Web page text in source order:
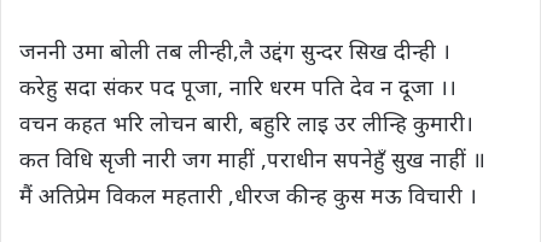
जननी उमा बोली तब लीन्ही,लै उद्दंग सुन्दर सिख दीन्ही ।
करेहु सदा संकर पद पूजा, नारि धरम पति देव न दूजा ।।
वचन कहत भरि लोचन बारी, बहुरि लाइ उर लीन्हि कुमारी।
कत विधि सृजी नारी जग माहीं ,पराधीन सपनेहुँ सुख नाहीं ॥
मैं अतिप्रेम विकल महतारी ,धीरज कीन्ह कुस मऊ विचारी ।